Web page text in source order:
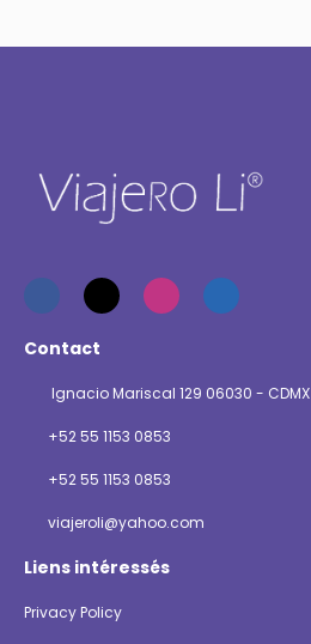
Contact
Ignacio Mariscal 129 06030 - CDMX
+52 55 1153 0853
+52 55 1153 0853
viajeroli@yahoo.com
Liens intéressés
Privacy Policy